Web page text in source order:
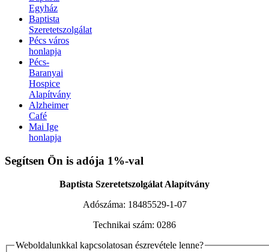
Egyház
Baptista
Szeretetszolgálat
Pécs város
honlapja
Pécs-
Baranyai
Hospice
Alapítvány
Alzheimer
Café
Mai Ige
honlapja
Xnxx افلام سكس عربي AV Subthai
XNXX ARAB
بنت محجبة سكس فيديو
Bf Sex
Segítsen Ön is adója 1%-val
Baptista Szeretetszolgálat Alapítvány
Adószáma: 18485529-1-07
Technikai szám: 0286
Weboldalunkkal kapcsolatosan észrevétele lenne?